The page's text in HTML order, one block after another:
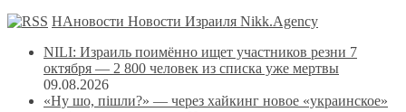
НАновости Новости Израиля Nikk.Agency
NILI: Израиль поимённо ищет участников резни 7
октября — 2 800 человек из списка уже мертвы
09.08.2026
«Ну шо, пішли?» — через хайкинг новое «украинское»